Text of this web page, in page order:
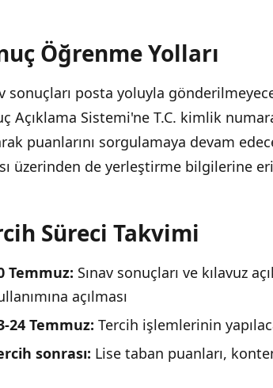
›
Sonuç Öğrenme Yolları
Rota Maarif Platformu Nedir?
Dikkat Edilmesi Gereken Noktalar
Öğrenme Yolları
sonuçları posta yoluyla
Açıklama Sistemi'ne T.C. kimlik
puanlarını sorgulamaya devam
üzerinden de yerleştirme bilgilerine
Süreci Takvimi
Temmuz: Sınav sonuçları ve kılavuz
açılması
24 Temmuz: Tercih işlemlerinin
sonrası: Lise taban puanları,